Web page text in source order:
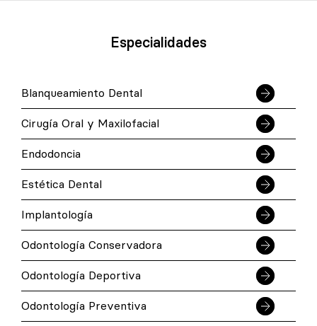
Especialidades
Blanqueamiento Dental
Cirugía Oral y Maxilofacial
Endodoncia
Estética Dental
Implantología
Odontología Conservadora
Odontología Deportiva
Odontología Preventiva